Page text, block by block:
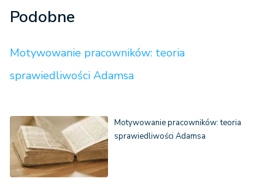
Podobne
Motywowanie pracowników: teoria
sprawiedliwości Adamsa
Motywowanie pracowników: teoria
sprawiedliwości Adamsa